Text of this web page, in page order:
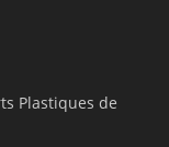
Plastiques de